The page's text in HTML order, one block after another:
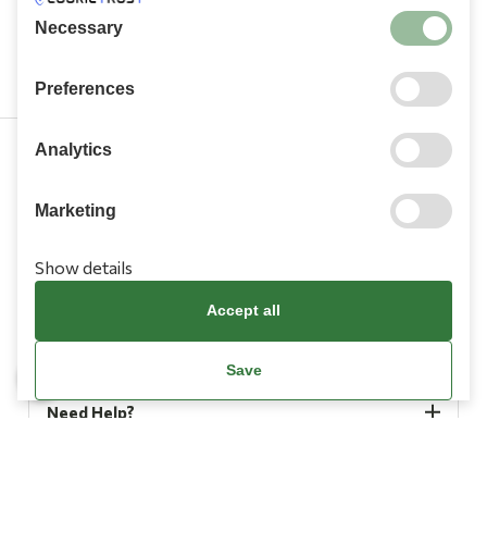
Information
Need Help?
Necessary
Preferences
Analytics
Marketing
Show details
Accept all
Save